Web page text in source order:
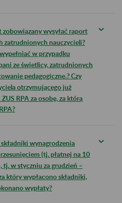
zobowiązany wysyłać raport
zatrudnionych nauczycieli?
w przypadku
ze świetlicy, zatrudnionych
pedagogiczne.? Czy
otrzymującego już
RPA za osobę, za którą
wynagrodzenia
(tj. płatnej na 10
tj. w styczniu za grudzień –
który wypłacono składniki,
wypłaty?